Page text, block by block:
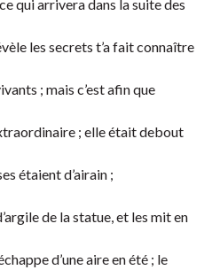
qui arrivera dans la suite des
les secrets t’a fait connaître
; mais c’est afin que
; elle était debout
étaient d’airain ;
de la statue, et les mit en
d’une aire en été ; le